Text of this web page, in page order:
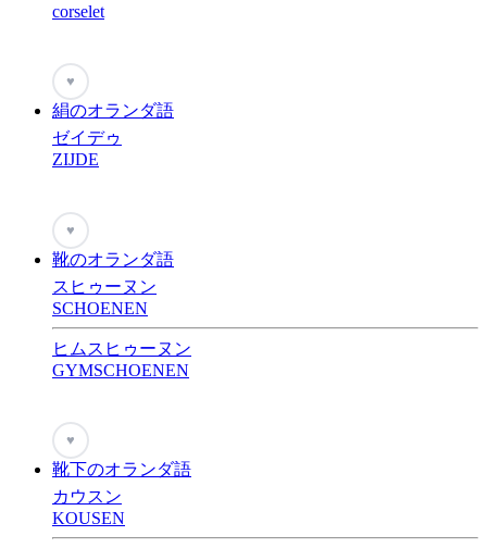
corselet
♥
絹のオランダ語
ゼイデゥ
ZIJDE
♥
靴のオランダ語
スヒゥーヌン
SCHOENEN
ヒムスヒゥーヌン
GYMSCHOENEN
♥
靴下のオランダ語
カウスン
KOUSEN